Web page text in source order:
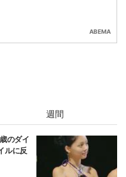
ABEMA
週間
のダイ
ルに反